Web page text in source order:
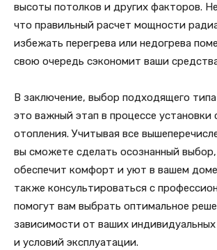
высоты потолков и других факторов.
что правильный расчет мощности
избежать перегрева или недогрева
свою очередь сэкономит ваши
В заключение, выбор подходящего
это важный этап в процессе установки
отопления. Учитывая все
вы сможете сделать осознанный
обеспечит комфорт и уют в вашем
также консультироваться с
помогут вам выбрать оптимальное
зависимости от ваших
и условий эксплуатации.